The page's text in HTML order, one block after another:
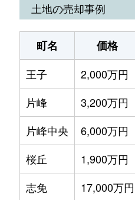
土地の売却事例
町名 価格
王子
2,000万円
片峰
3,200万円
片峰中央
6,000万円
桜丘
1,900万円
志免
17,000万円